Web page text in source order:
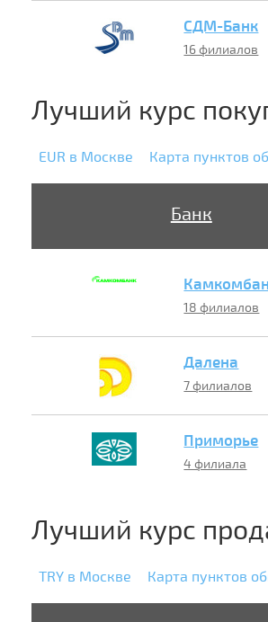
СДМ-Банк
16 филиалов
Лучший курс
EUR в Москве Карта пунктов
Банк
18 филиалов
Далена
7 филиалов
Приморье
4 филиала
Лучший курс
TRY в Москве Карта пунктов